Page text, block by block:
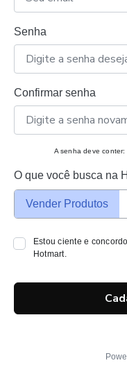
Senha
Confirmar senha
A senha deve
O que você busca na
Vender Produtos
Estou ciente e
Hotmart.